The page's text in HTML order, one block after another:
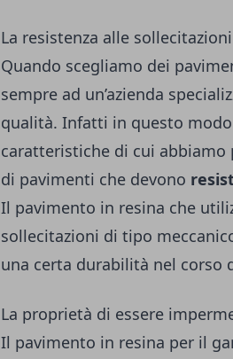
La resistenza alle sollecitazioni
Quando scegliamo dei
sempre ad un’azienda
qualità. Infatti in questo
caratteristiche di cui
di pavimenti che devono
Il pavimento in resina che
sollecitazioni di tipo
una certa durabilità nel corso
La proprietà di essere
Il pavimento in resina per il